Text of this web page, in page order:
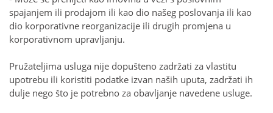
spajanjem ili prodajom ili kao dio našeg poslovanja ili kao
dio korporativne reorganizacije ili drugih promjena u
korporativnom upravljanju.
Pružateljima usluga nije dopušteno zadržati za vlastitu
upotrebu ili koristiti podatke izvan naših uputa, zadržati ih
dulje nego što je potrebno za obavljanje navedene usluge.